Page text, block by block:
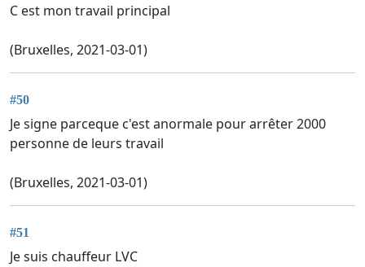
C est mon travail principal
(Bruxelles, 2021-03-01)
#50
Je signe parceque c'est anormale pour arrêter 2000
personne de leurs travail
(Bruxelles, 2021-03-01)
#51
Je suis chauffeur LVC